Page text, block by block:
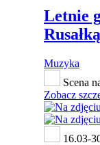
Letnie
Rusałką
Muzyka
Scena
Zobacz
16.03-